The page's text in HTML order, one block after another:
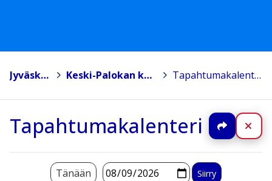
Jyväskylä > Keski-Palokan koulu > Tapahtumakalenteri
Tapahtumakalenteri Jaa
Tänään